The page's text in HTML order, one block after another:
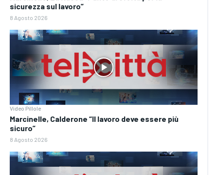
sicurezza sul lavoro”
8 Agosto 2026
Video Pillole
Marcinelle, Calderone “Il lavoro deve essere più
sicuro”
8 Agosto 2026